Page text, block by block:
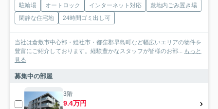
駐輪場 オートロック インターネット対応
敷地内ごみ置き場
閑静な住宅地
24時間ゴミ出し可
当社は倉敷市中心部・総社市・都窪郡早島町など幅広いエリアの物件を
豊富にご紹介しております。経験豊かなスタッフが皆様のお部... もっと
見る
募集中の部屋
3階
9.4万円